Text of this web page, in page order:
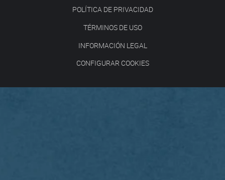
POLÍTICA DE PRIVACIDAD
TÉRMINOS DE USO
INFORMACIÓN LEGAL
CONFIGURAR COOKIES